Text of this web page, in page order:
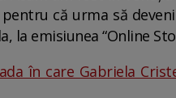
că urma să
emisiunea “Online
în care Gabriela